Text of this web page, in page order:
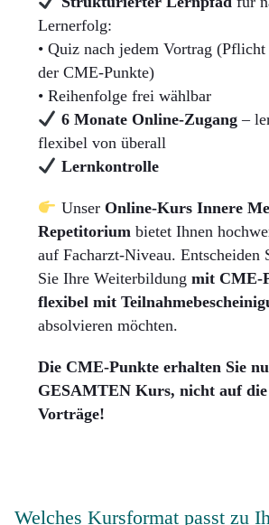
Lernerfolg:
• Quiz nach jedem Vortrag
der CME-Punkte)
• Reihenfolge frei wählbar
6 Monate Online-Zugang–
flexibel von überall
Lernkontrolle
Unser Online-Kurs Innere
Repetitorium bietet Ihnen
auf Facharzt-Niveau. Entscheiden
Sie Ihre Weiterbildung mit CME-
flexibel mit
absolvieren möchten.
Die CME-Punkte erhalten Sie
GESAMTEN Kurs, nicht auf die
Vorträge!
Welches Kursformat passt zu